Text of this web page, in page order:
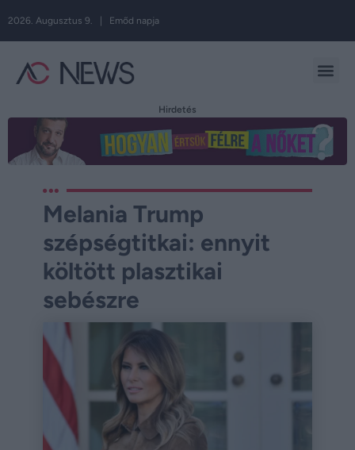
2026. Augusztus 9. | Emőd napja
Hirdetés
Melania Trump
szépségtitkai: ennyit
költött plasztikai
sebészre